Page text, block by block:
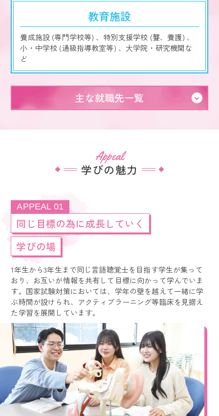
教育施設
養成施設 (専門学校等) 、特別支援学校 (聾、養護) 、
小・中学校 (通級指導教室等) 、大学院・研究機関な
ど
主な就職先一覧
Appeal
学びの魅力
APPEAL 01
同じ目標の為に成長していく
学びの場
1年生から3年生まで同じ言語聴覚士を目指す学生が集って
おり、お互いが情報を共有して目標に向かって学んでいま
す。国家試験対策においては、学年の壁を越えて一緒に学
ぶ時間が設けられ、アクティブラーニング等臨床を見据え
た学習を展開しています。